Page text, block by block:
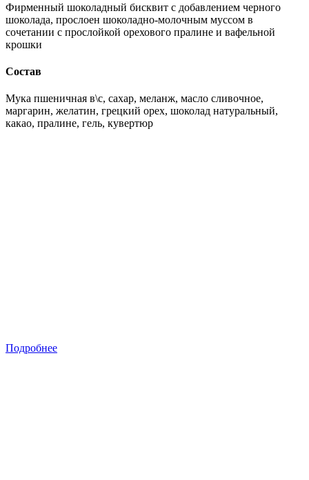
Фирменный шоколадный бисквит с добавлением черного
шоколада, прослоен шоколадно-молочным муссом в
сочетании с прослойкой орехового пралине и вафельной
крошки
Состав
Мука пшеничная в\с, сахар, меланж, масло сливочное,
маргарин, желатин, грецкий орех, шоколад натуральный,
какао, пралине, гель, кувертюр
Подробнее